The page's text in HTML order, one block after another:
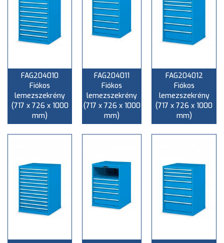
FAG204010
Fiókos
lemezszekrény
(717 x 726 x 1000
mm)
FAG204011
Fiókos
lemezszekrény
(717 x 726 x 1000
mm)
FAG204012
Fiókos
lemezszekrény
(717 x 726 x 1000
mm)